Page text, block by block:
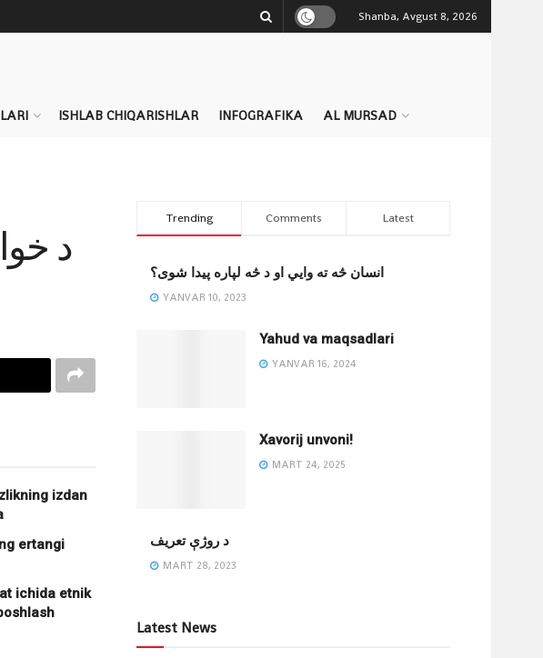
Shanba, Avgust 8, 2026
ISHLAB CHIQARISHLAR INFOGRAFIKA AL MURSAD
د
izdan
ertangi
ichida etnik
Trending Comments Latest
انسان څه ته وایي او د څه لپاره پیدا شوی؟
YANVAR 10, 2023
Yahud va maqsadlari
YANVAR 16, 2024
Xavorij unvoni!
MART 24, 2025
‌د روژې تعریف
MART 28, 2023
Latest News